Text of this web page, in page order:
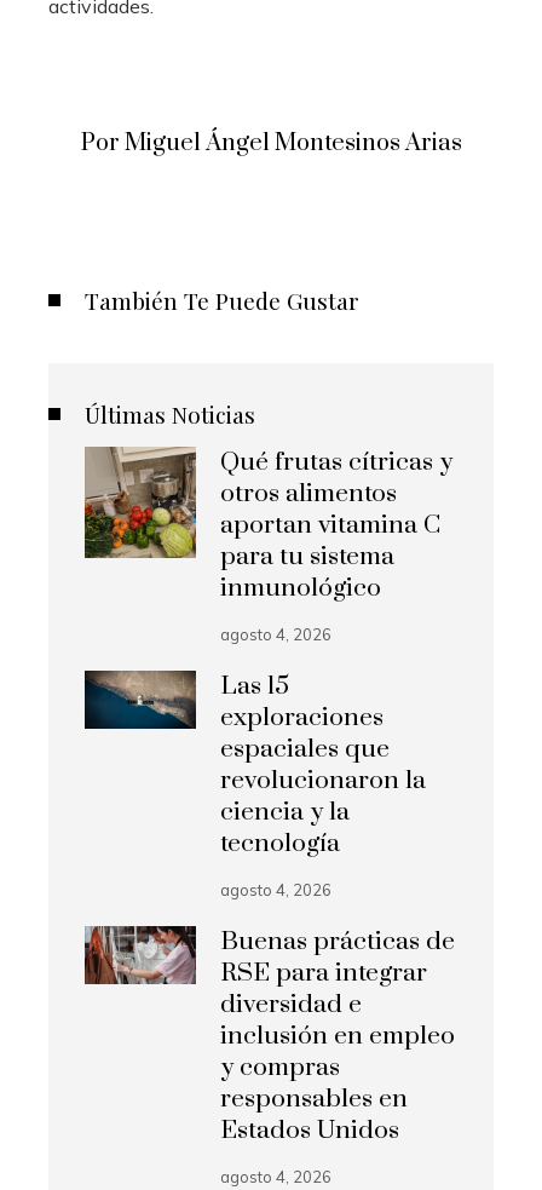
actividades.
Por Miguel Ángel Montesinos Arias
También Te Puede Gustar
Últimas Noticias
Qué frutas cítricas y
otros alimentos
aportan vitamina C
para tu sistema
inmunológico
agosto 4, 2026
Las 15
exploraciones
espaciales que
revolucionaron la
ciencia y la
tecnología
agosto 4, 2026
Buenas prácticas de
RSE para integrar
diversidad e
inclusión en empleo
y compras
responsables en
Estados Unidos
agosto 4, 2026